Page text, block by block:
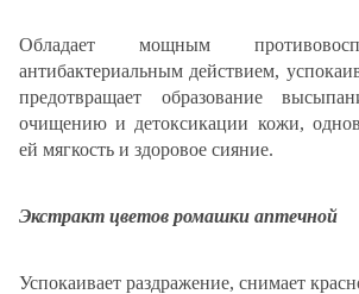
Обладает мощным
антибактериальным действием,
предотвращает образование
очищению и детоксикации кожи,
ей мягкость и здоровое сияние.
Экстракт цветов ромашки аптечной
Успокаивает раздражение, снимает